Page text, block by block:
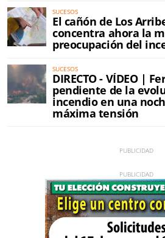
SUCESOS
El cañón de Los
concentra ahora la
preocupación del
SUCESOS
DIRECTO - VÍDEO |
pendiente de la
incendio en una
máxima tensión